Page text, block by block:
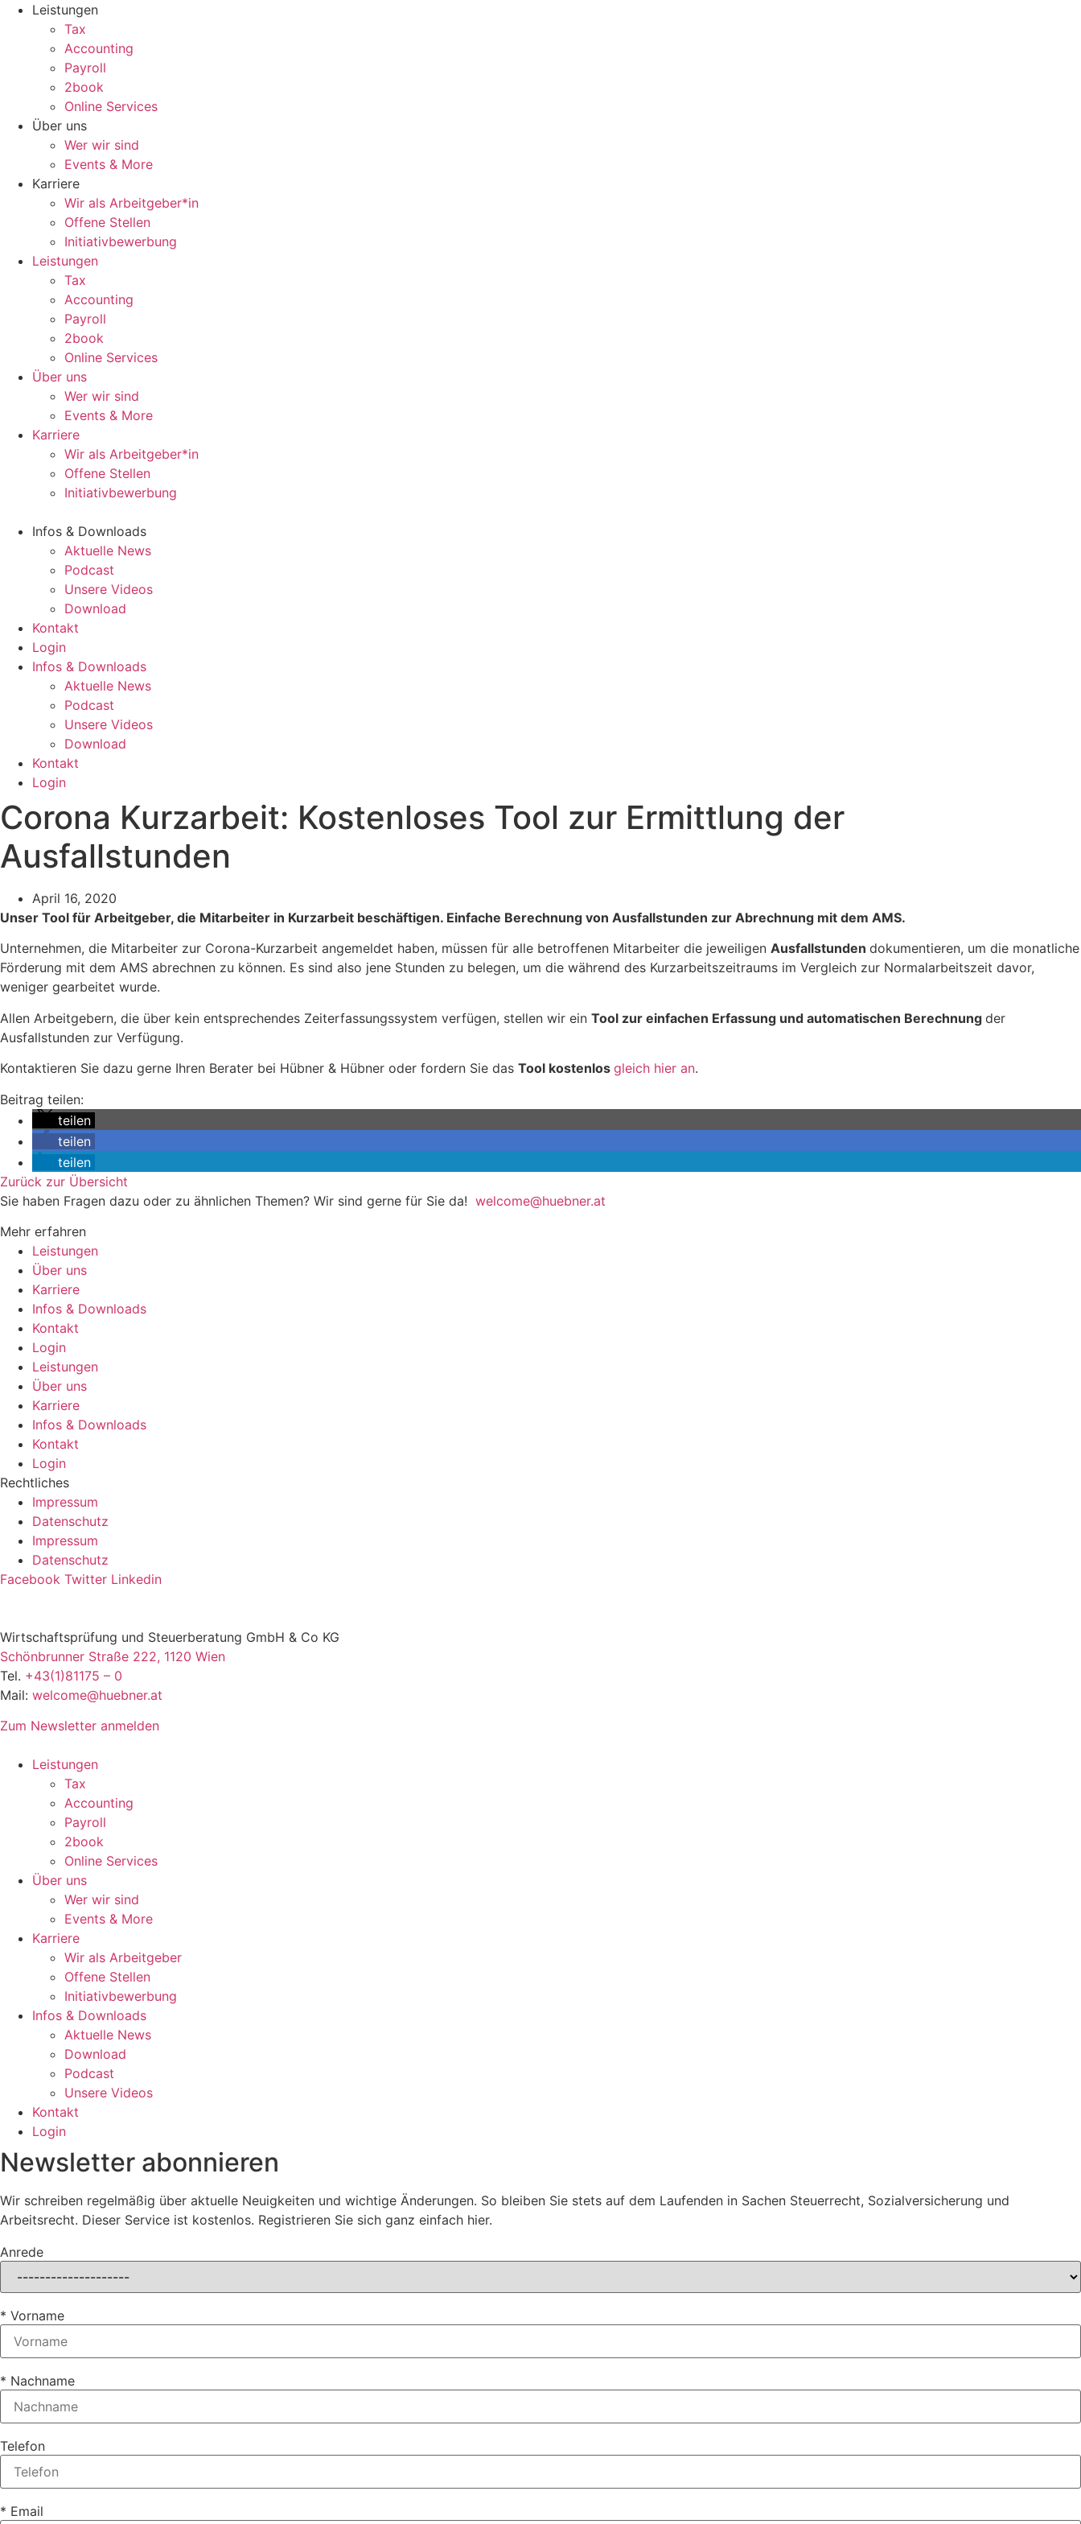
Zum
wechseln
Leistungen
Tax
Accounting
Payroll
2book
Online Services
Über uns
Wer wir sind
Events & More
Karriere
Wir als Arbeitgeber*in
Offene Stellen
Initiativbewerbung
Leistungen
Tax
Accounting
Payroll
2book
Online Services
Über uns
Wer wir sind
Events & More
Karriere
Wir als Arbeitgeber*in
Offene Stellen
Initiativbewerbung
Infos & Downloads
Aktuelle News
Podcast
Unsere Videos
Download
Kontakt
Login
Infos & Downloads
Aktuelle News
Podcast
Unsere Videos
Download
Kontakt
Login
Corona Kurzarbeit: Kostenloses Tool zur Ermittlung der
Ausfallstunden
April 16, 2020
Unser Tool für Arbeitgeber, die Mitarbeiter in Kurzarbeit beschäftigen. Einfache Berechnung von Ausfallstunden zur Abrechnung mit dem AMS.
Unternehmen, die Mitarbeiter zur Corona-Kurzarbeit angemeldet haben, müssen für alle betroffenen Mitarbeiter die jeweiligen Ausfallstunden dokumentieren, um die monatliche
Förderung mit dem AMS abrechnen zu können. Es sind also jene Stunden zu belegen, um die während des Kurzarbeitszeitraums im Vergleich zur Normalarbeitszeit davor,
weniger gearbeitet wurde.
Allen Arbeitgebern, die über kein entsprechendes Zeiterfassungssystem verfügen, stellen wir ein Tool zur einfachen Erfassung und automatischen Berechnung der
Ausfallstunden zur Verfügung.
Kontaktieren Sie dazu gerne Ihren Berater bei Hübner & Hübner oder fordern Sie das Tool kostenlos gleich hier an.
Beitrag teilen:
teilen
teilen
teilen
Zurück zur Übersicht
Sie haben Fragen dazu oder zu ähnlichen Themen? Wir sind gerne für Sie da! welcome@huebner.at
Mehr erfahren
Leistungen
Über uns
Karriere
Infos & Downloads
Kontakt
Login
Leistungen
Über uns
Karriere
Infos & Downloads
Kontakt
Login
Rechtliches
Impressum
Datenschutz
Impressum
Datenschutz
Facebook Twitter Linkedin
Wirtschaftsprüfung und Steuerberatung GmbH & Co KG
Schönbrunner Straße 222, 1120 Wien
Tel. +43(1)81175 – 0
Mail: welcome@huebner.at
Zum Newsletter anmelden
Leistungen
Tax
Accounting
Payroll
2book
Online Services
Über uns
Wer wir sind
Events & More
Karriere
Wir als Arbeitgeber
Offene Stellen
Initiativbewerbung
Infos & Downloads
Aktuelle News
Download
Podcast
Unsere Videos
Kontakt
Login
Newsletter abonnieren
Wir schreiben regelmäßig über aktuelle Neuigkeiten und wichtige Änderungen. So bleiben Sie stets auf dem Laufenden in Sachen Steuerrecht, Sozialversicherung und
Arbeitsrecht. Dieser Service ist kostenlos. Registrieren Sie sich ganz einfach hier.
Anrede
* Vorname
* Nachname
Telefon
* Email